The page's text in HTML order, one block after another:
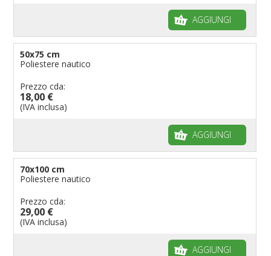
AGGIUNGI
50x75 cm
Poliestere nautico
Prezzo cda:
18,00 €
(IVA inclusa)
AGGIUNGI
70x100 cm
Poliestere nautico
Prezzo cda:
29,00 €
(IVA inclusa)
AGGIUNGI